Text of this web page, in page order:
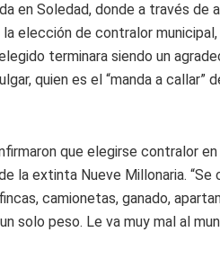
en Soledad, donde a través de
elección de contralor
terminara siendo un
quien es el “manda a callar”
que elegirse contralor
la extinta Nueve Millonaria. “Se
camionetas, ganado,
solo peso. Le va muy mal al